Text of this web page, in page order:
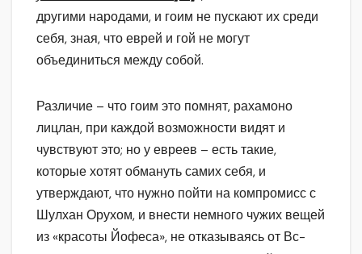
другими народами, и гоим не пускают их среди
себя, зная, что еврей и гой не могут
объединиться между собой.
Различие – что гоим это помнят, рахамоно
лицлан, при каждой возможности видят и
чувствуют это; но у евреев – есть такие,
которые хотят обмануть самих себя, и
утверждают, что нужно пойти на компромисс с
Шулхан Орухом, и внести немного чужих вещей
из «красоты Йофеса», не отказываясь от Вс-